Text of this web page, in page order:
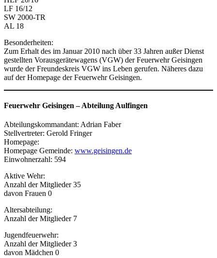
LF 16/12
SW 2000-TR
AL 18
Besonderheiten:
Zum Erhalt des im Januar 2010 nach über 33 Jahren außer Dienst
gestellten Vorausgerätewagens (VGW) der Feuerwehr Geisingen
wurde der Freundeskreis VGW ins Leben gerufen. Näheres dazu
auf der Homepage der Feuerwehr Geisingen.
Feuerwehr Geisingen –Abteilung Aulfingen
Abteilungskommandant: Adrian Faber
Stellvertreter: Gerold Fringer
Homepage:
Homepage Gemeinde: www.geisingen.de
Einwohnerzahl: 594
Aktive Wehr:
Anzahl der Mitglieder 35
davon Frauen 0
Altersabteilung:
Anzahl der Mitglieder 7
Jugendfeuerwehr:
Anzahl der Mitglieder 3
davon Mädchen 0